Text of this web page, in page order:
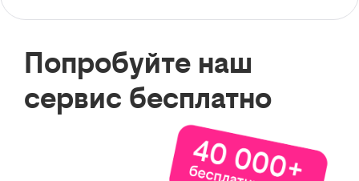
Попробуйте наш
сервис бесплатно